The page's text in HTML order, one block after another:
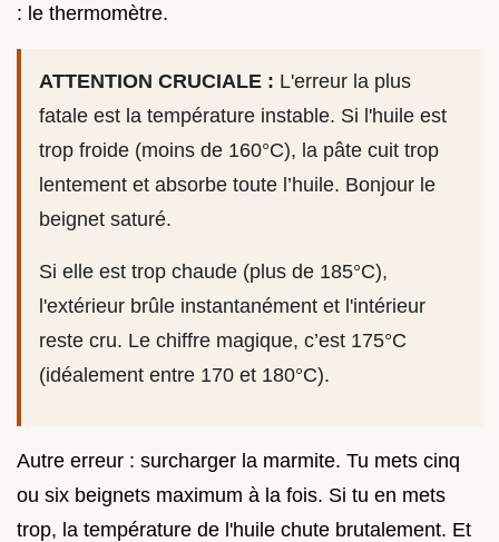
: le thermomètre.
ATTENTION CRUCIALE : L'erreur la plus
fatale est la température instable. Si l'huile est
trop froide (moins de 160°C), la pâte cuit trop
lentement et absorbe toute l’huile. Bonjour le
beignet saturé.
Si elle est trop chaude (plus de 185°C),
l'extérieur brûle instantanément et l'intérieur
reste cru. Le chiffre magique, c’est 175°C
(idéalement entre 170 et 180°C).
Autre erreur : surcharger la marmite. Tu mets cinq
ou six beignets maximum à la fois. Si tu en mets
trop, la température de l'huile chute brutalement. Et